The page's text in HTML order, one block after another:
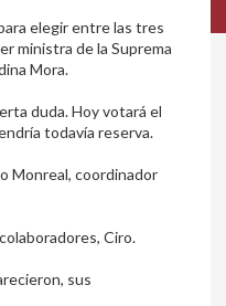
elegir entre las tres
ministra de la Suprema
Mora.​
duda. Hoy votará el
todavía reserva.​
Monreal, coordinador
Ciro.​
sus